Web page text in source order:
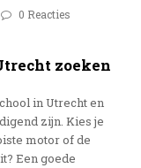
0 Reacties
zoeken
in Utrecht en
zijn. Kies je
motor of de
Een goede